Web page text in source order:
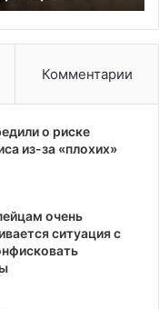
Комментарии
о риске
из-за «плохих»
очень
ситуация с